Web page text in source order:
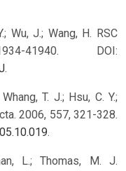
Wu, J.; Wang, H. RSC
41940. DOI:
.
T. J.; Hsu, C. Y.;
2006, 557, 321-328.
.
L.; Thomas, M. J.